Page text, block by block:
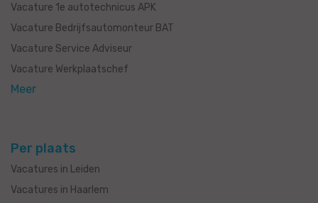
Vacature 1e autotechnicus APK
Vacature Bedrijfsautomonteur BAT
Vacature Service Adviseur
Vacature Werkplaatschef
Meer
Per plaats
Vacatures in Leiden
Vacatures in Haarlem